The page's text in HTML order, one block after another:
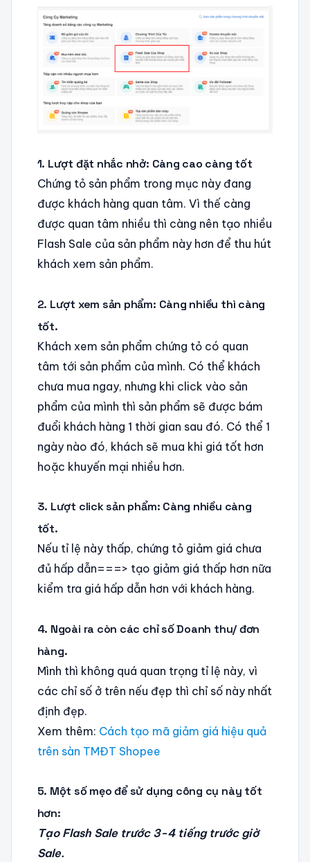
1. Lượt đặt nhắc nhở: Càng cao càng tốt
Chứng tỏ sản phẩm trong mục này đang
được khách hàng quan tâm. Vì thế càng
được quan tâm nhiều thì càng nên tạo nhiều
Flash Sale của sản phẩm này hơn để thu hút
khách xem sản phẩm.
2. Lượt xem sản phẩm: Càng nhiều thì càng
tốt.
Khách xem sản phẩm chứng tỏ có quan
tâm tới sản phẩm của mình. Có thể khách
chưa mua ngay, nhưng khi click vào sản
phẩm của mình thì sản phẩm sẽ được bám
đuổi khách hàng 1 thời gian sau đó. Có thể 1
ngày nào đó, khách sẽ mua khi giá tốt hơn
hoặc khuyến mại nhiều hơn.
3. Lượt click sản phẩm: Càng nhiều càng
tốt.
Nếu tỉ lệ này thấp, chứng tỏ giảm giá chưa
đủ hấp dẫn===> tạo giảm giá thấp hơn nữa
kiểm tra giá hấp dẫn hơn với khách hàng.
4. Ngoài ra còn các chỉ số Doanh thu/ đơn
hàng.
Mình thì không quá quan trọng tỉ lệ này, vì
các chỉ số ở trên nếu đẹp thì chỉ số này nhất
định đẹp.
Xem thêm: Cách tạo mã giảm giá hiệu quả
trên sàn TMĐT Shopee
5. Một số mẹo để sử dụng công cụ này tốt
hơn:
Tạo Flash Sale trước 3-4 tiếng trước giờ
Sale.